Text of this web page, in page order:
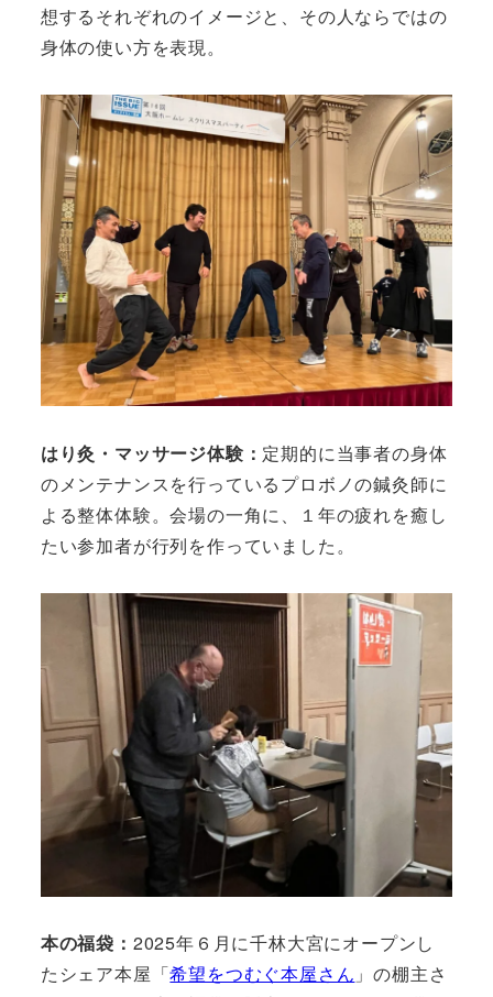
想するそれぞれのイメージと、その人ならではの
身体の使い方を表現。
はり灸・マッサージ体験： 定期的に当事者の身体
のメンテナンスを行っているプロボノの鍼灸師に
よる整体体験。会場の一角に、１年の疲れを癒し
たい参加者が行列を作っていました。
本の福袋： 2025年６月に千林大宮にオープンし
たシェア本屋「希望をつむぐ本屋さん 」の棚主さ